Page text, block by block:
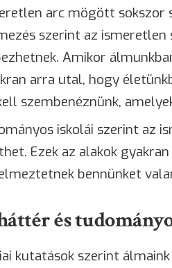
arc mögött sokszor
szerint az ismeretlen
Amikor
arra utal, hogy
szembenéznünk,
iskolái szerint az
Ezek az alakok
bennünket
és
kutatások szerint